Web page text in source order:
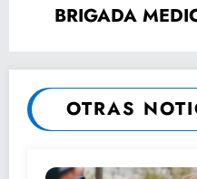
BRIGADA
OTRAS